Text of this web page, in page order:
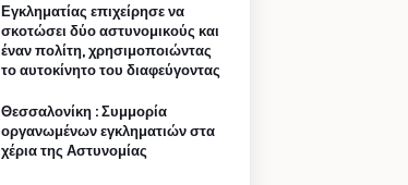
Εγκληματίας επιχείρησε να
σκοτώσει δύο αστυνομικούς και
έναν πολίτη, χρησιμοποιώντας
το αυτοκίνητο του διαφεύγοντας
Θεσσαλονίκη : Συμμορία
οργανωμένων εγκληματιών στα
χέρια της Αστυνομίας